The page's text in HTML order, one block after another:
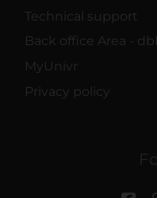
Technical support
Back office Area -
MyUnivr
Privacy policy